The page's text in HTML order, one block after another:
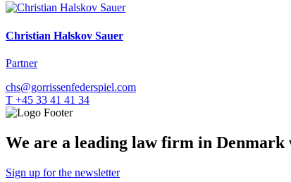
Christian Halskov Sauer
Partner
chs@gorrissenfederspiel.com
T +45 33 41 41 34
We are a leading law firm in
Sign up for the newsletter